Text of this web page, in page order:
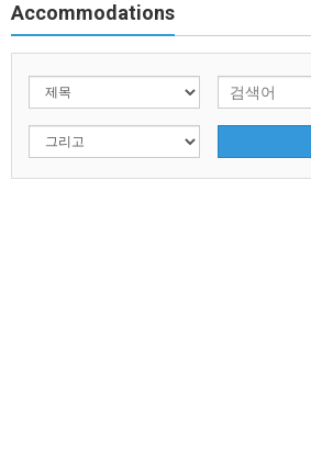
Accommodations